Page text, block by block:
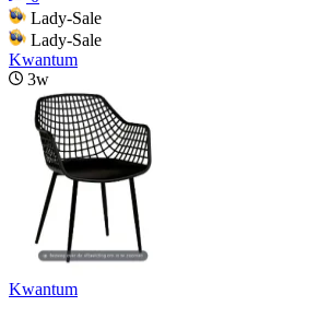
Lady-Sale
Lady-Sale
Kwantum
3w
Kwantum